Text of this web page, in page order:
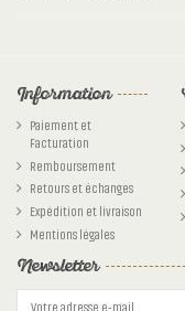
Information
Paiement et
Facturation
Remboursement
Retours et échanges
Expédition et livraison
Mentions légales
Newsletter